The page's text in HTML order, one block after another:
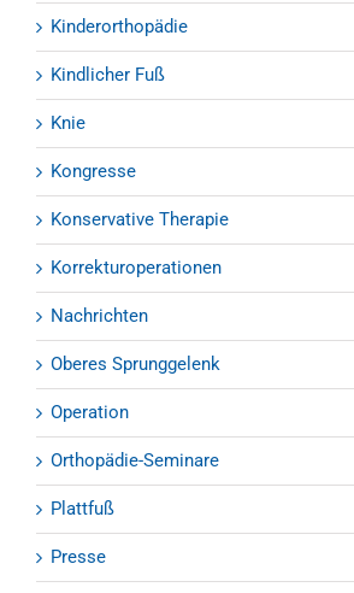
Kinderorthopädie
Kindlicher Fuß
Knie
Kongresse
Konservative Therapie
Korrekturoperationen
Nachrichten
Oberes Sprunggelenk
Operation
Orthopädie-Seminare
Plattfuß
Presse